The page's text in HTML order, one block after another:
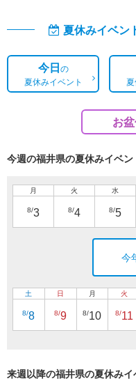
夏休みイベン
今日の
夏休みイベント
お
今週の福井県の夏休みイベ
月
8/3
火
8/4
水
8/5
今
土
8/8
日
8/9
月
8/10
火
8/11
来週以降の福井県の夏休み